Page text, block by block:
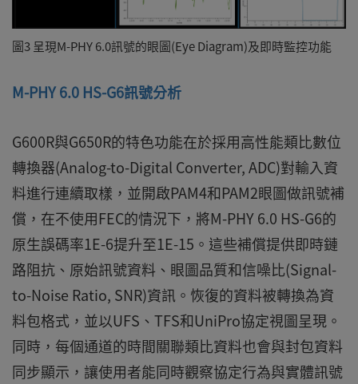
圖3 呈現M-PHY 6.0訊號的眼圖(Eye Diagram)及即時監控功能
M-PHY 6.0 HS-G6訊號分析
G600R與G650R的特色功能在於採用高性能類比數位
轉換器(Analog-to-Digital Converter, ADC)對輸入資
料進行連續取樣，並開啟PAM4和PAM2眼圖做訊號補
償，在不使用FEC的情況下，將M-PHY 6.0 HS-G6的
原生誤碼率1E-6提升至1E-15。這些補償提供即時鏈
路阻抗、原始訊號資料、眼圖品質和信噪比(Signal-
to-Noise Ratio, SNR)資訊。恢復的資料被轉換為資
料包格式，並以UFS、TFS和UniPro協定視圖呈現。
同時，每個通道的時間關聯類比資料也會與封包資料
同步顯示，讓使用者能同時觀察協定行為與實體訊號